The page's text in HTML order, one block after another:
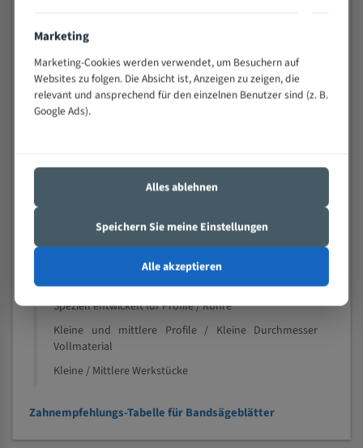
Äußerst verschleißfest
Technische Beschreibung:
Positiver Spanwinkel
Legierte HSS-beschichtete Zahnspitzen
Spezielle Zahngeometrie und Zahnteilung
Materialien:
Nichteisenmetalle
Speziell entwickelt für Profile / Rohre
Kleine und mittlere Profile / Kleine Durchmesser
Vollmaterial
Kleine / Mittlere Werkstücke
Zahnempfehlungs-Tabelle für Bandsägeblätter
Marketing
Marketing-Cookies werden verwendet, um Besuchern auf
Websites zu folgen. Die Absicht ist, Anzeigen zu zeigen, die
relevant und ansprechend für den einzelnen Benutzer sind (z. B.
Google Ads).
Alles ablehnen
Speichern Sie meine Einstellungen
Alle akzeptieren